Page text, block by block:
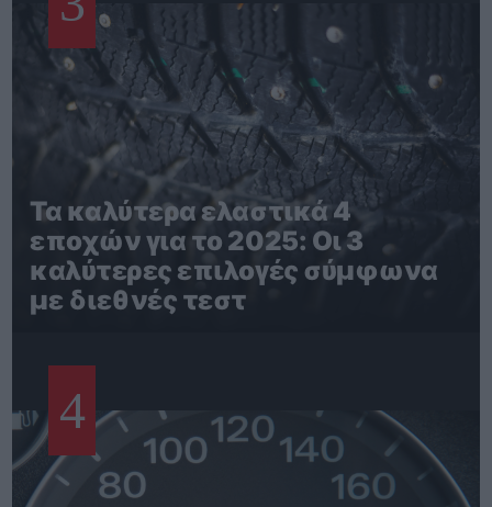
Τα καλύτερα ελαστικά 4
εποχών για το 2025: Οι 3
καλύτερες επιλογές σύμφωνα
με διεθνές τεστ
4